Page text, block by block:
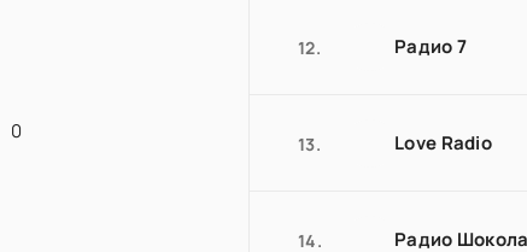
0
12. Радио 7
13. Love Radio
14. Радио